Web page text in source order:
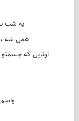
یه شب
همی شه ،
اونایی که